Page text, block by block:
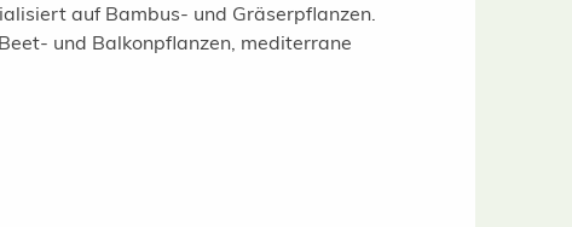
auf Bambus- und Gräserpflanzen.
und Balkonpflanzen, mediterrane